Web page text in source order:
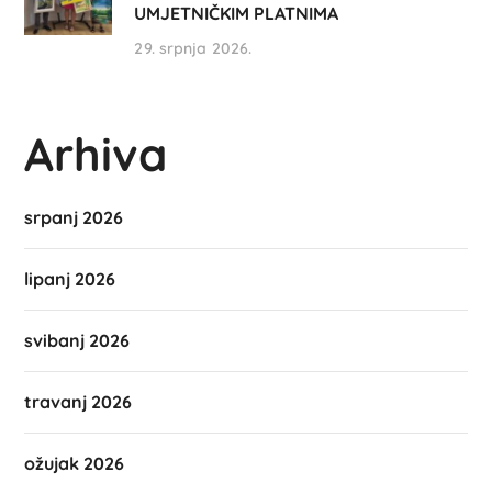
UMJETNIČKIM PLATNIMA
29. srpnja 2026.
Arhiva
srpanj 2026
lipanj 2026
svibanj 2026
travanj 2026
ožujak 2026